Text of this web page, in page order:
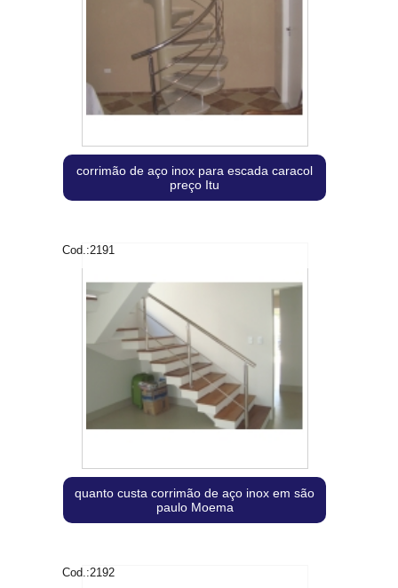
corrimão de aço inox para escada caracol
preço Itu
Cod.:2191
quanto custa corrimão de aço inox em são
paulo Moema
Cod.:2192